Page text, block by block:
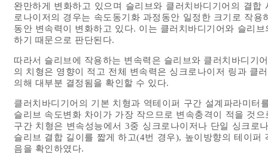
완만하게 변화하고 있으며 슬리브와 클러치바디기어의 결
로나이저의 경우는 속도동기화 과정동안 일정한 크기로 작
동안 변속력이 변화하고 있다. 이는 클러치바디기어와 슬리
하기 때문으로 판단된다.
따라서 슬리브에 작용하는 변속력은 슬리브와 클러치바디기
의 치형은 영향이 적고 전체 변속력은 싱크로나이저 링과 클
의해 대부분 결정됨을 확인할 수 있다.
클러치바디기어의 기본 치형과 역테이퍼 구간 설계파라미
슬리브 속도변화 차이가 가장 작으므로 변속충격이 적을 것
구간 치형은 변속성능에서 3중 싱크로나이저나 단일 싱크로
슬리브 결합 길이를 짧게 하고(4번 경우), 높이방향의 테이
음을 확인하였다.